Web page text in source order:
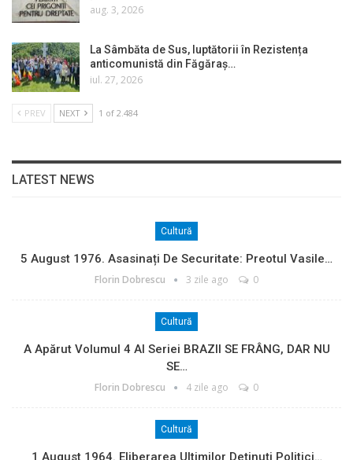
aug. 3, 2026
La Sâmbăta de Sus, luptătorii în Rezistența
anticomunistă din Făgăraș…
iul. 27, 2026
PREV NEXT 1 of 2.484
LATEST NEWS
Cultură
5 August 1976. Asasinați De Securitate: Preotul Vasile…
Florin Dobrescu 3 zile ago 0
Cultură
A Apărut Volumul 4 Al Seriei BRAZII SE FRÂNG, DAR NU
SE…
Florin Dobrescu 4 zile ago 0
Cultură
1 August 1964. Eliberarea Ultimilor Deținuți Politici…